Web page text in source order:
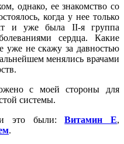
однако, ее знакомство со
когда у нее только
и уже была II-я группа
сердца. Какие
уже не скажу за давностью
менялись врачами
с моей стороны для
системы.
это были:Витамин Е,
.